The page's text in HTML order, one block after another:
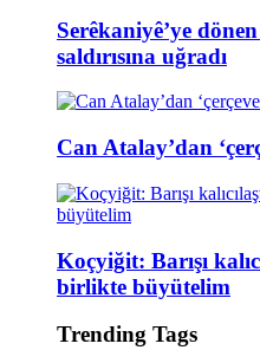
Serêkaniyê’ye
saldırısına uğradı
Can Atalay’dan
Koçyiğit: Barışı
birlikte büyütelim
Trending Tags